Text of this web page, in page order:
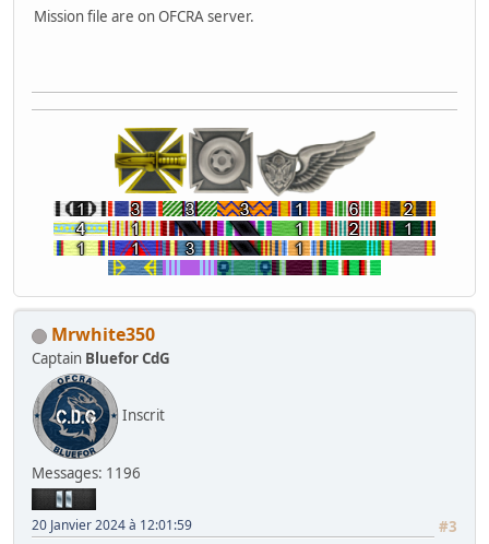
Mission file are on OFCRA server.
Mrwhite350
Captain Bluefor CdG
Inscrit
Messages: 1196
#3
20 Janvier 2024 à 12:01:59